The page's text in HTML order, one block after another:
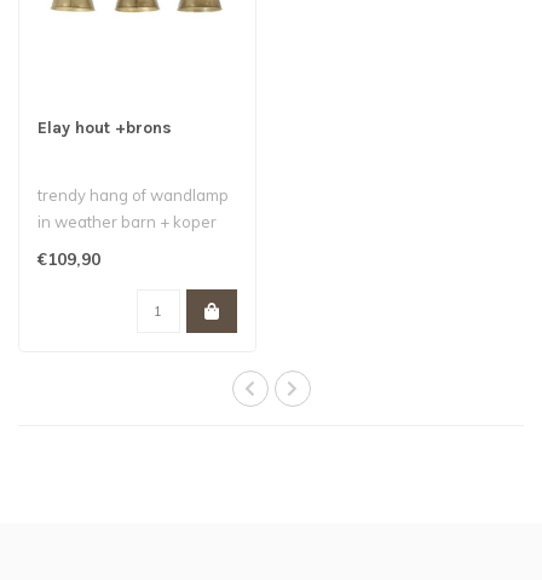
Elay hout +brons
trendy hang of wandlamp
in weather barn + koper
€109,90